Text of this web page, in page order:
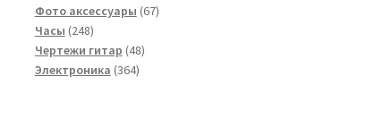
Фото аксессуары 6767
Часы 248248
товаров
Чертежи гитар 4848
Электроника 364364